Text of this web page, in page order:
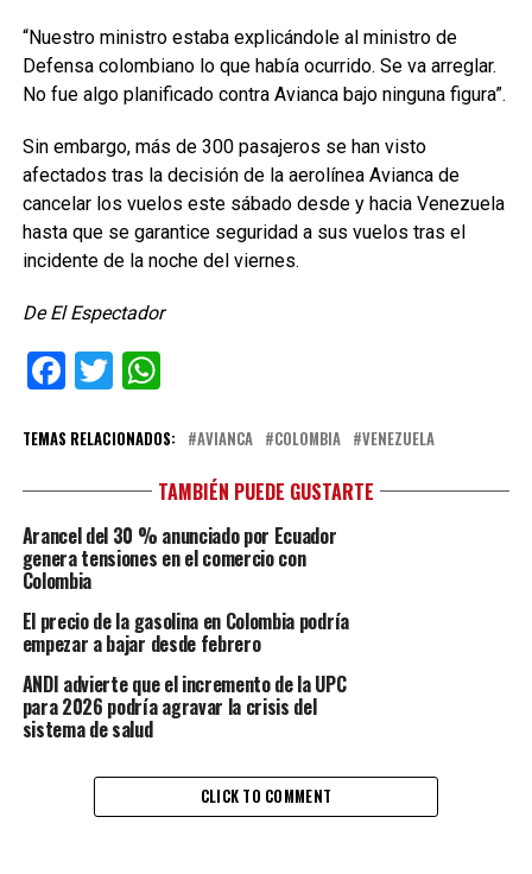
“Nuestro ministro estaba explicándole al ministro de
Defensa colombiano lo que había ocurrido. Se va arreglar.
No fue algo planificado contra Avianca bajo ninguna figura”.
Sin embargo, más de 300 pasajeros se han visto
afectados tras la decisión de la aerolínea Avianca de
cancelar los vuelos este sábado desde y hacia Venezuela
hasta que se garantice seguridad a sus vuelos tras el
incidente de la noche del viernes.
De El Espectador
Facebook
TwitterWhatsApp
TEMAS RELACIONADOS: AVIANCA COLOMBIA VENEZUELA
TAMBIÉN PUEDE GUSTARTE
Arancel del 30 % anunciado por Ecuador
genera tensiones en el comercio con
Colombia
El precio de la gasolina en Colombia podría
empezar a bajar desde febrero
ANDI advierte que el incremento de la UPC
para 2026 podría agravar la crisis del
sistema de salud
CLICK TO COMMENT